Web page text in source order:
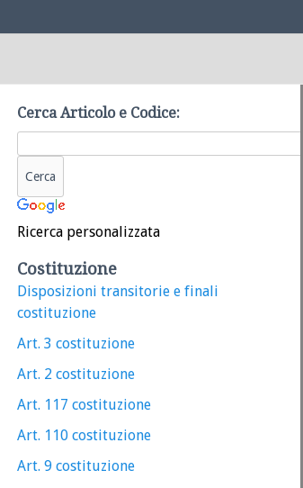
Cerca Articolo e Codice:
Ricerca personalizzata
Costituzione
Disposizioni transitorie e finali
costituzione
Art. 3 costituzione
Art. 2 costituzione
Art. 117 costituzione
Art. 110 costituzione
Art. 9 costituzione